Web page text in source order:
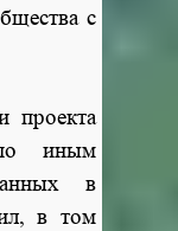
с
проекта
иным
в
в том